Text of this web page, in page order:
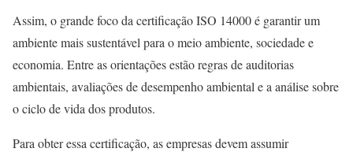
Assim, o grande foco da certificação ISO 14000 é garantir um
ambiente mais sustentável para o meio ambiente, sociedade e
economia. Entre as orientações estão regras de auditorias
ambientais, avaliações de desempenho ambiental e a análise sobre
o ciclo de vida dos produtos.
Para obter essa certificação, as empresas devem assumir